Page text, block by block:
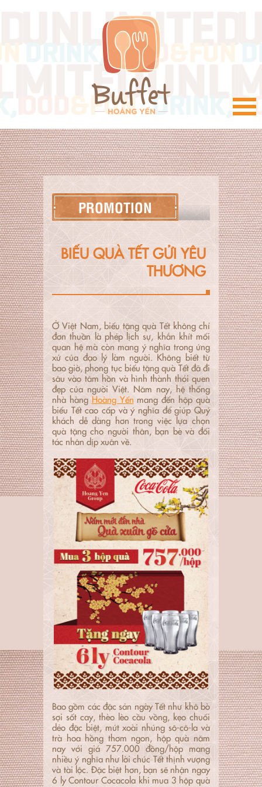
PROMOTION
BIẾU QUÀ TẾT GỬI YÊU
THƯƠNG
Ở Việt Nam, biếu tặng quà Tết không chỉ
đơn thuần là phép lịch sự, khắn khít mối
quan hệ mà còn mang ý nghĩa trong ứng
xử của đạo lý làm người. Không biết từ
bao giờ, phong tục biếu tặng quà Tết đã đi
sâu vào tâm hồn và hình thành thói quen
đẹp của người Việt. Năm nay, hệ thống
nhà hàng Hoàng Yến mang đến hộp quà
biếu Tết cao cấp và ý nghĩa để giúp Quý
khách dễ dàng hơn trong việc lựa chọn
quà tặng cho người thân, bạn bè và đối
tác nhân dịp xuân về.
Bao gồm các đặc sản ngày Tết như khô bò
sợi sốt cay, thèo lèo cầu vồng, kẹo chuối
dẻo đặc biệt, mứt xoài nhúng sô-cô-la và
trà hoa hồng thơm ngon, hộp quà năm
nay với giá 757.000 đồng/hộp mang
nhiều ý nghĩa như lời chúc Tết thịnh vượng
và tài lộc. Đặc biệt hơn, bạn sẽ nhận ngay
6 ly Contour Cocacola khi mua 3 hộp quà